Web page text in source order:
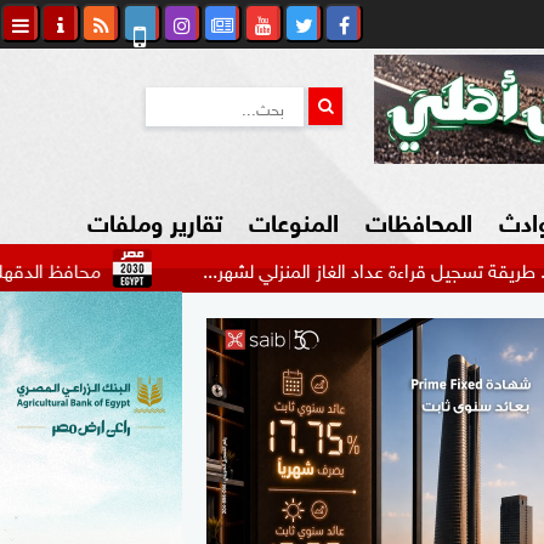
شكاوي المواطن
المحافظات المنوعات
السياحة في مصر
التكنولوجيا
المرأة والأسرة
السيارات
تقارير وملفات
محافظ الدقهلية يتفقد عداد الغاز المنزلي لشهر...